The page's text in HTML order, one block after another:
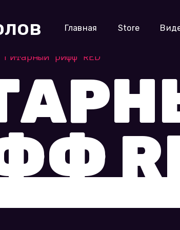
Главная Store
Гитарный рифф RED